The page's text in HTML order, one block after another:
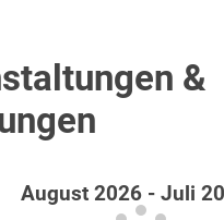
&
August 2026 - Juli